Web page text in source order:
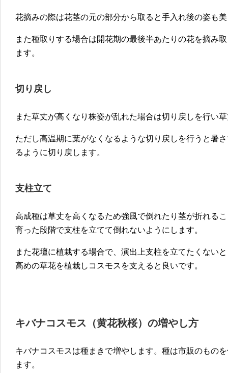
花摘みの際は花茎の元の部分から取ると手入れ後の姿も
また種取りする場合は開花期の最後半あたりの花を摘み
ます。
切り戻し
また草丈が高くなり株姿が乱れた場合は切り戻しを行い
ただし高温期に葉がなくなるような切り戻しを行うと暑
るように切り戻します。
支柱立て
高成種は草丈を高くなるため強風で倒れたり茎が折れる
育った段階で支柱を立てて倒れないようにします。
また花壇に植栽する場合で、演出上支柱を立てたくない
高めの草花を植栽しコスモスを支えると良いです。
キバナコスモス（黄花秋桜）の増やし方
キバナコスモスは種まきで増やします。種は市販のもの
ます。